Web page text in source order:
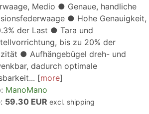
Medio ● Genaue, handliche
● Hohe Genauigkeit,
der Last ● Tara und
bis zu 20% der
● Aufhängebügel dreh- und
dadurch optimale
more
ManoMano
59.30 EUR excl. shipping